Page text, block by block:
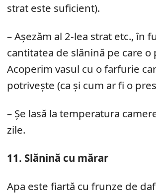
strat este suficient).
– Așezăm al 2-lea strat etc., în
cantitatea de slănină pe care o
Acoperim vasul cu o farfurie
potrivește (ca și cum ar fi o
– Șe lasă la temperatura
zile.
11. Slănină cu mărar
Apa este fiartă cu frunze de